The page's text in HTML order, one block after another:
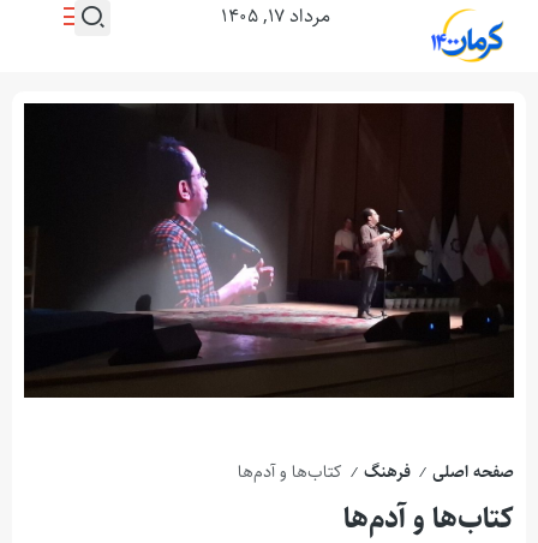
مرداد ۱۷, ۱۴۰۵
صفحه اصلی / فرهنگ / کتاب‌ها و آدم‌ها
کتاب‌ها و آدم‌ها